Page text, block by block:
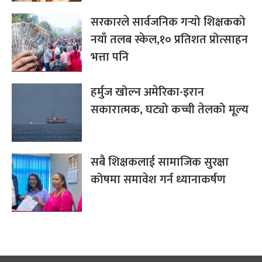
सरकारले सार्वजनिक गर्‍यो शिक्षकको
नयाँ तलब स्केल,१० प्रतिशत प्रोत्साहन
भत्ता पनि
हर्मुज खोल्न अमेरिका-इरान
सकारात्मक, घट्यो कच्ची तेलको मूल्य
सबै शिक्षकलाई सामाजिक सुरक्षा
कोषमा समावेश गर्न ध्यानाकर्षण